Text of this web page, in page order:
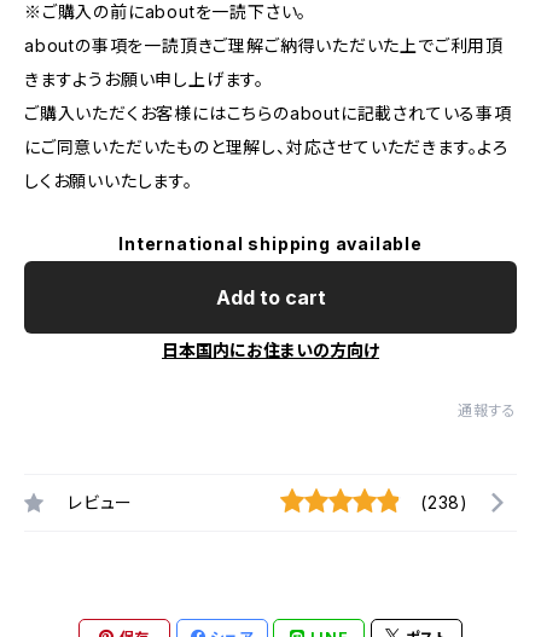
※ご購入の前にaboutを一読下さい。
aboutの事項を一読頂きご理解ご納得いただいた上でご利用頂
きますようお願い申し上げます。
ご購入いただくお客様にはこちらのaboutに記載されている事項
にご同意いただいたものと理解し、対応させていただきます。よろ
しくお願いいたします。
International shipping available
Add to cart
日本国内にお住まいの方向け
通報する
レビュー (238)